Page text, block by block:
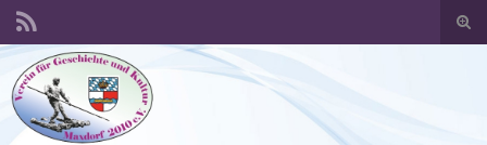
Search for: